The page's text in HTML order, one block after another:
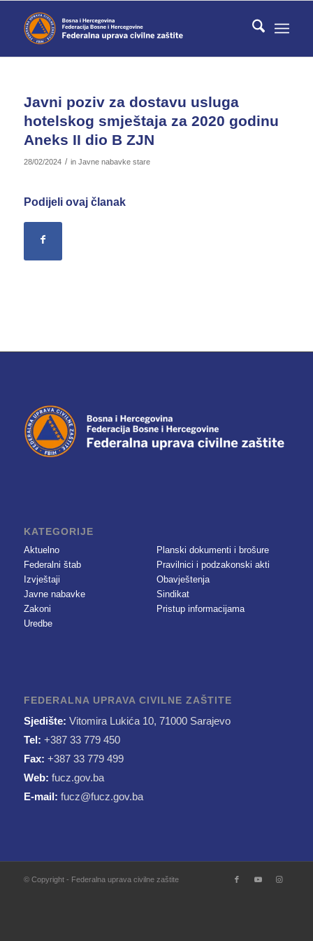
Javni poziv za dostavu usluga
hotelskog smještaja za 2020 godinu
Aneks II dio B ZJN
28/02/2024 / in Javne nabavke stare
Podijeli ovaj članak
KATEGORIJE
Aktuelno
Federalni štab
Izvještaji
Javne nabavke
Zakoni
Uredbe
Planski dokumenti i brošure
Pravilnici i podzakonski akti
Obavještenja
Sindikat
Pristup informacijama
FEDERALNA UPRAVA CIVILNE ZAŠTITE
Sjedište: Vitomira Lukića 10, 71000 Sarajevo
Tel: +387 33 779 450
Fax: +387 33 779 499
Web: fucz.gov.ba
E-mail: fucz@fucz.gov.ba
© Copyright - Federalna uprava civilne zaštite